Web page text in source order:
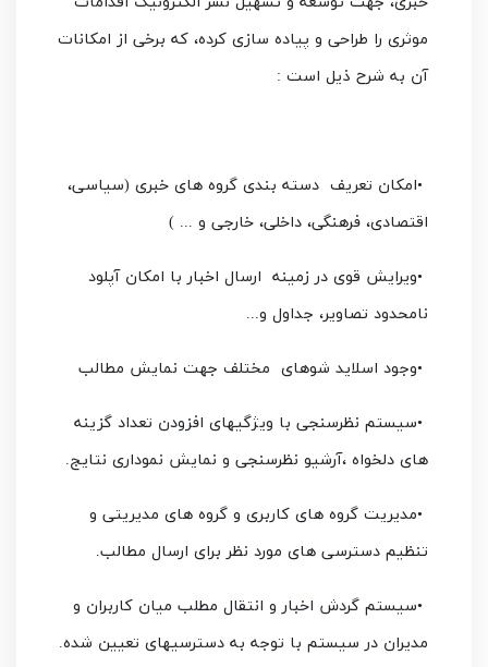
موثری را طراحی و پیاده سازی کرده، که برخی از امکانات
آن به شرح ذیل است :
•امکان تعریف دسته بندی گروه های خبری (سیاسی،
اقتصادی، فرهنگی، داخلی، خارجی و ...
)
•ویرایش قوی در زمینه ارسال اخبار با امکان آپلود
نامحدود تصاویر، جداول و...
•وجود اسلاید شوهای مختلف جهت نمایش مطالب
•سیستم نظرسنجی با ویژگیهای افزودن تعداد گزینه
های دلخواه ،آرشیو نظرسنجی و نمایش نموداری نتایج.
•مدیریت گروه های کاربری و گروه های مدیریتی و
تنظیم دسترسی های مورد نظر برای ارسال مطالب.
•سيستم گردش اخبار و انتقال مطلب ميان کاربران و
مدیران در سیستم با توجه به دسترسیهای تعیین شده.